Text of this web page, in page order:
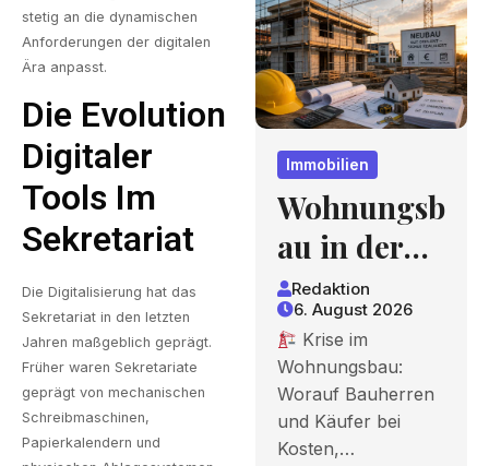
stetig an die dynamischen
Anforderungen der digitalen
Ära anpasst.
Die Evolution
Digitaler
Tools Im
Sekretariat
Die Digitalisierung hat das
Sekretariat in den letzten
Jahren maßgeblich geprägt.
Früher waren Sekretariate
geprägt von mechanischen
Schreibmaschinen,
Papierkalendern und
Zeitplan Achten
Sollten
Immobilien
Wohnungsb
au in der
Krise:
Worauf
Bauherren
und Käufer
bei Kosten,
Redaktion
6. August 2026
Krise im
Wohnungsbau:
Worauf Bauherren
und Käufer bei
Kosten,…